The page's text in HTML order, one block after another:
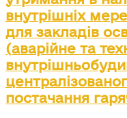
внутрішніх
для закладів
(аварійне та
постачання